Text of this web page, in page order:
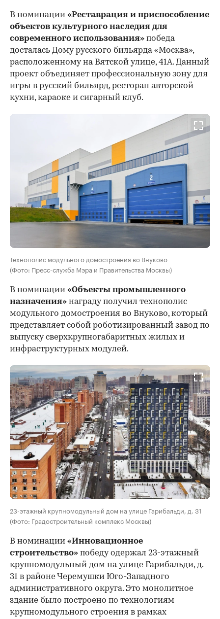
В номинации «Реставрация и приспособление
объектов культурного наследия для
современного использования» победа
досталась Дому русского бильярда «Москва»,
расположенному на Вятской улице, 41А. Данный
проект объединяет профессиональную зону для
игры в русский бильярд, ресторан авторской
кухни, караоке и сигарный клуб.
Технополис модульного домостроения во Внуково
(Фото: Пресс-служба Мэра и Правительства Москвы)
В номинации «Объекты промышленного
назначения» награду получил технополис
модульного домостроения во Внуково, который
представляет собой роботизированный завод по
выпуску сверхкрупногабаритных жилых и
инфраструктурных модулей.
23-этажный крупномодульный дом на улице Гарибальди, д. 31
(Фото: Градостроительный комплекс Москвы)
В номинации «Инновационное
строительство» победу одержал 23-этажный
крупномодульный дом на улице Гарибальди, д.
31 в районе Черемушки Юго-Западного
административного округа. Это монолитное
здание было построено по технологиям
крупномодульного строения в рамках